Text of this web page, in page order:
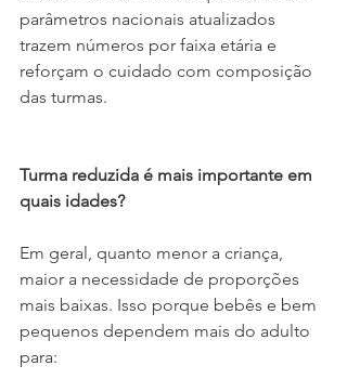
parâmetros nacionais atualizados
trazem números por faixa etária e
reforçam o cuidado com composição
das turmas.
Turma reduzida é mais importante em
quais idades?
Em geral, quanto menor a criança,
maior a necessidade de proporções
mais baixas. Isso porque bebês e bem
pequenos dependem mais do adulto
para: